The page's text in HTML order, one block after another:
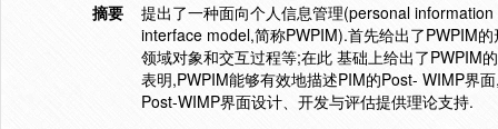
摘要
提出了一种面向个人信息管理(personal
interface model,简称PWPIM).首先给出了PWPIM
领域对象和交互过程等;在此 基础上给出了PWPIM
表明,PWPIM能够有效地描述PIM的Post- WIMP界
Post-WIMP界面设计、开发与评估提供理论支持.